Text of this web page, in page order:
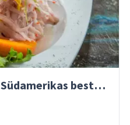
Peruanische Küche – Südamerikas beste Gastronomie